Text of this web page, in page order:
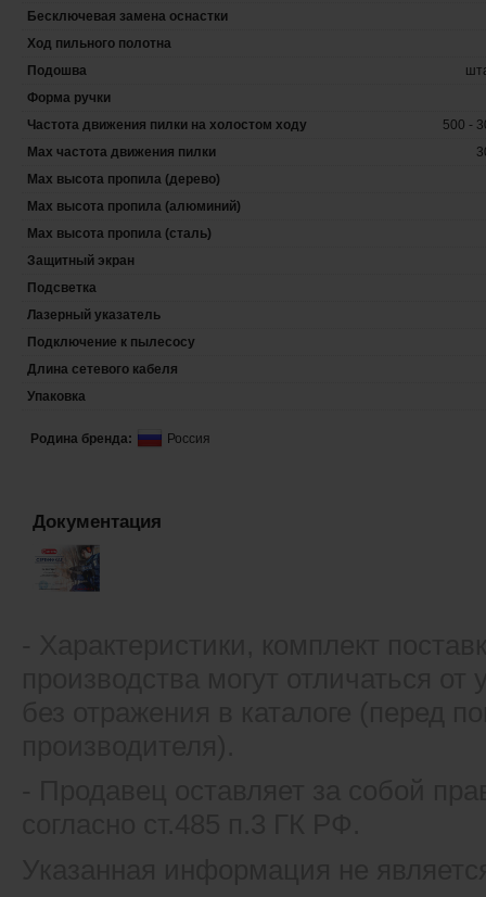
Бесключевая замена оснастки
Ход пильного полотна
Подошва
Форма ручки
Частота движения пилки на холостом ходу
500 -
Max частота движения пилки
Мах высота пропила (дерево)
Мах высота пропила (алюминий)
Мах высота пропила (сталь)
Защитный экран
Подсветка
Лазерный указатель
Подключение к пылесосу
Длина сетевого кабеля
Упаковка
Родина бренда: Россия
Документация